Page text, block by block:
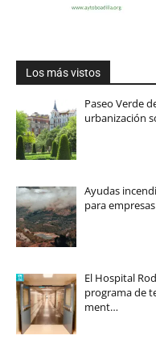
Los más vistos
Paseo Verde
urbanización
Ayudas
para
El Hospital
programa de
ment…